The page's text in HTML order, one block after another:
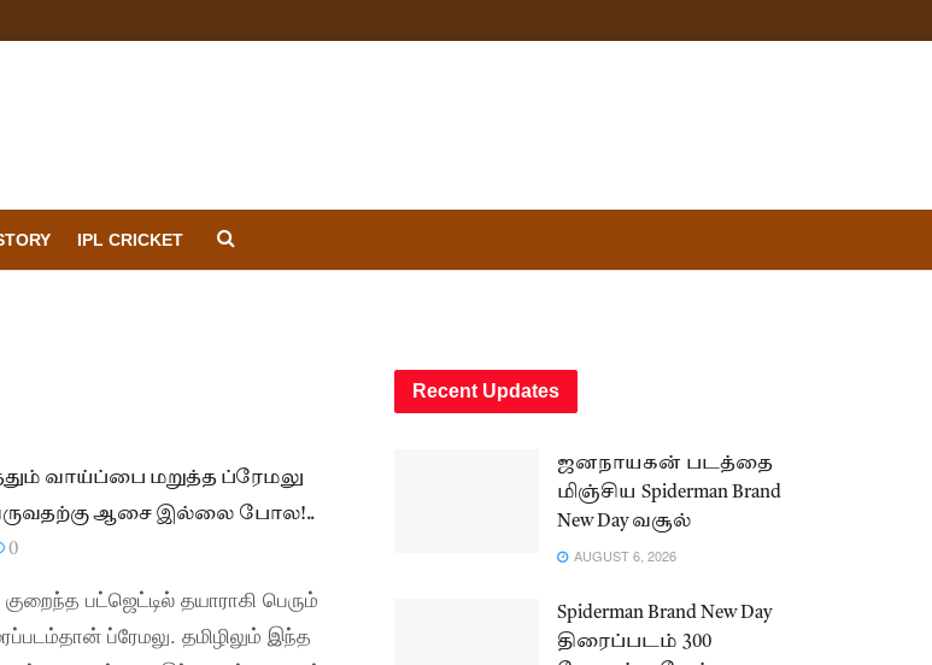
IPL CRICKET
வாய்ப்பை மறுத்த ப்ரேமலு
வருவதற்கு ஆசை இல்லை போல!..
0
பட்ஜெட்டில் தயாராகி பெரும்
ப்ரேமலு. தமிழிலும் இந்த
Recent Updates
ஜனநாயகன் படத்தை
மிஞ்சிய Spiderman Brand
New Day வசூல்
AUGUST 6, 2026
Spiderman Brand New Day
திரைப்படம் 300